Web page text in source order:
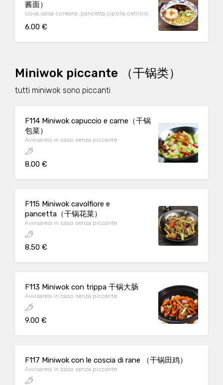
酱面）
Uova,salsa coreana ,pancetta,cipolla,cetriolo
6.00 €
Miniwok piccante （干锅类）
tutti miniwok sono piccanti
F114 Miniwok capuccio e carne（干锅
包菜）
Avvisaresi in caso senza piccante
8.00 €
F115 Miniwok cavolfiore e
pancetta（干锅花菜）
Avvisaresi in caso senza piccante
8.50 €
F113 Miniwok con trippa 干锅大肠
Avvisaresi in caso senza piccante
9.00 €
F117 Miniwok con le coscia di rane （干锅田鸡）
Avvisaresi in caso senza piccante